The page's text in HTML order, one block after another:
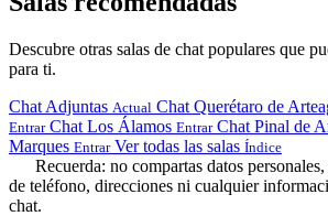
Descubre otras salas de chat populares que
para ti.
Chat Adjuntas Actual Chat Querétaro de
Entrar Chat Los Álamos Entrar Chat Pinal de
Marques Entrar Ver todas las salas Índice
Recuerda: no compartas datos
de teléfono, direcciones ni cualquier
chat.